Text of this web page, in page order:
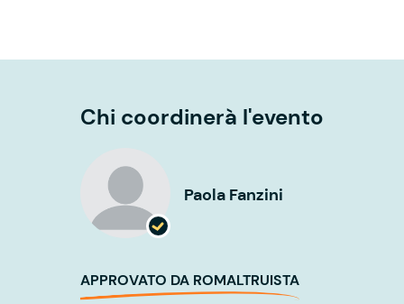
Chi coordinerà l'evento
Paola Fanzini
APPROVATO DA ROMALTRUISTA